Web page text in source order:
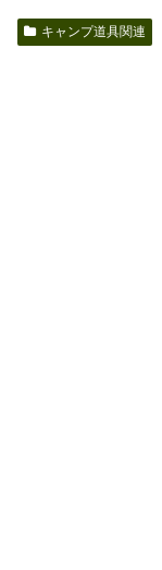
キャンプ道具関連